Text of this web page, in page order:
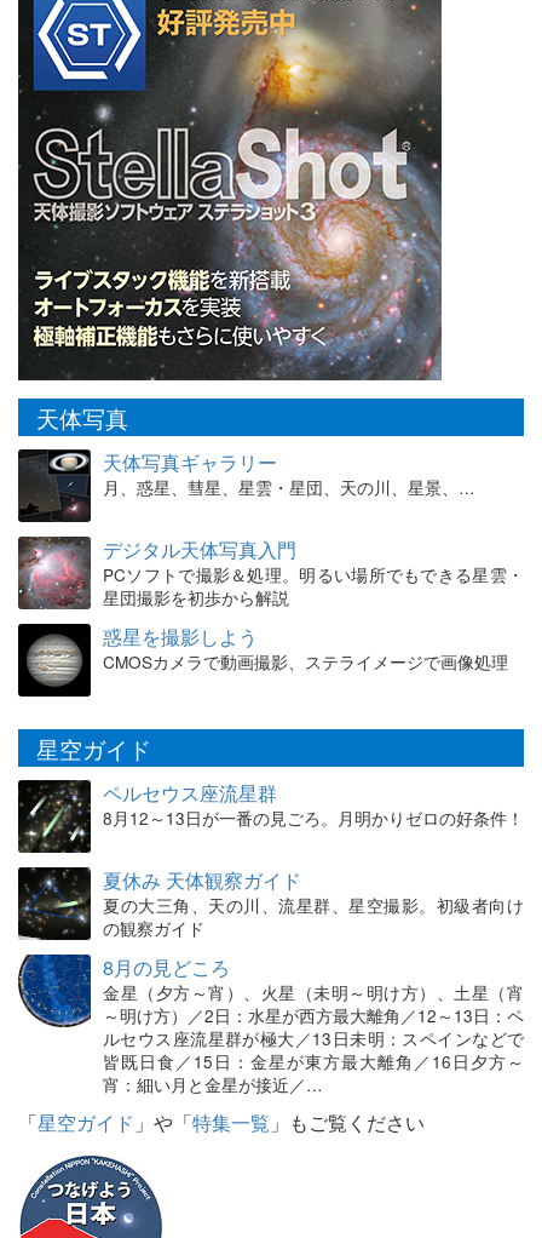
天体写真
天体写真ギャラリー
月、惑星、彗星、星雲・星団、天の川、星景、…
デジタル天体写真入門
PCソフトで撮影＆処理。明るい場所でもできる星雲・
星団撮影を初歩から解説
惑星を撮影しよう
CMOSカメラで動画撮影、ステライメージで画像処理
星空ガイド
ペルセウス座流星群
8月12～13日が一番の見ごろ。月明かりゼロの好条件！
夏休み 天体観察ガイド
夏の大三角、天の川、流星群、星空撮影。初級者向け
の観察ガイド
8月の見どころ
金星（夕方～宵）、火星（未明～明け方）、土星（宵
～明け方）／2日：水星が西方最大離角／12～13日：ペ
ルセウス座流星群が極大／13日未明：スペインなどで
皆既日食／15日：金星が東方最大離角／16日夕方～
宵：細い月と金星が接近／…
「星空ガイド 」や「特集一覧 」もご覧ください